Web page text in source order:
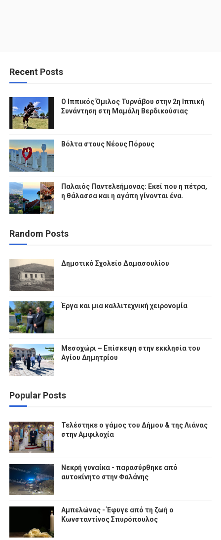
Recent Posts
Ο Ιππικός Όμιλος Τυρνάβου στην 2η Ιππική
Συνάντηση στη Μαμάλη Βερδικούσιας
Βόλτα στους Νέους Πόρους
Παλαιός Παντελεήμονας: Εκεί που η πέτρα,
η θάλασσα και η αγάπη γίνονται ένα.
Random Posts
Δημοτικό Σχολείο Δαμασουλίου
Έργα και μια καλλιτεχνική χειρονομία
Μεσοχώρι – Επίσκεψη στην εκκλησία του
Αγίου Δημητρίου
Popular Posts
Τελέστηκε ο γάμος του Δήμου & της Λιάνας
στην Αμφιλοχία
Νεκρή γυναίκα - παρασύρθηκε από
αυτοκίνητο στην Φαλάνης
Αμπελώνας - Έφυγε από τη ζωή ο
Κωνσταντίνος Σπυρόπουλος